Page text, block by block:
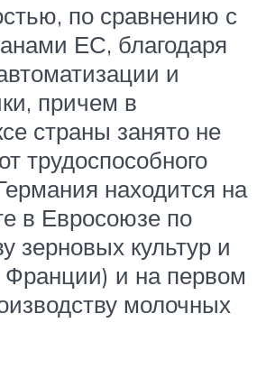
по сравнению с
ЕС, благодаря
и
причем в
страны занято не
трудоспособного
находится на
в Евросоюзе по
зерновых культур и
Франции) и на первом
молочных